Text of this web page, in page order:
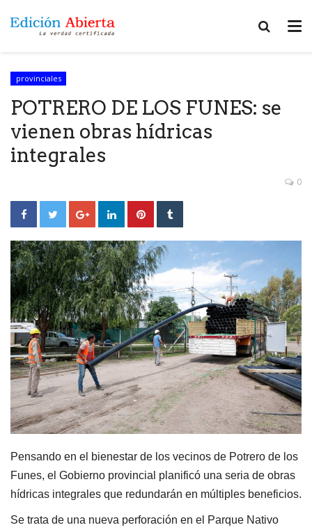
provinciales
POTRERO DE LOS FUNES: se
vienen obras hídricas
integrales
0
Pensando en el bienestar de los vecinos de Potrero de los
Funes, el Gobierno provincial planificó una seria de obras
hídricas integrales que redundarán en múltiples beneficios.
Se trata de una nueva perforación en el Parque Nativo